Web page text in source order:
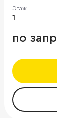
Этаж
1
по